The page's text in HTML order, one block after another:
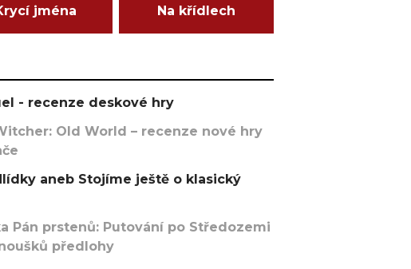
jména Na křídlech
- recenze deskové hry
Old World – recenze nové hry
aneb Stojíme ještě o klasický
Pán prstenů: Putování po Středozemi
předlohy